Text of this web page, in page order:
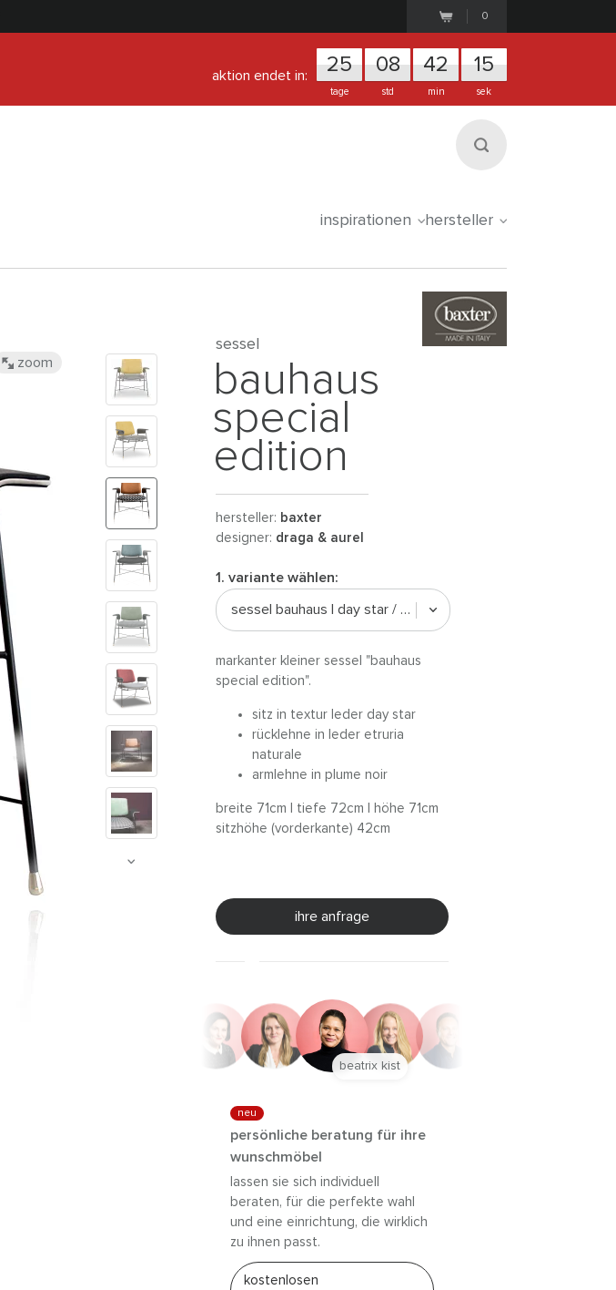
0
aktion endet in: 25
tage
08
std
42
min
15
sek
inspirationen hersteller
zoom
sessel
bauhaus
special
edition
hersteller: baxter
designer: draga & aurel
1. variante wählen:
sessel bauhaus | day star / etruria
markanter kleiner sessel "bauhaus
special edition".
sitz in textur leder day star
rücklehne in leder etruria
naturale
armlehne in plume noir
breite 71cm | tiefe 72cm | höhe 71cm
sitzhöhe (vorderkante) 42cm
ihre anfrage
neu
persönliche beratung für ihre
wunschmöbel
lassen sie sich individuell
beraten, für die perfekte wahl
und eine einrichtung, die wirklich
zu ihnen passt.
kostenlosen
beatrix kist